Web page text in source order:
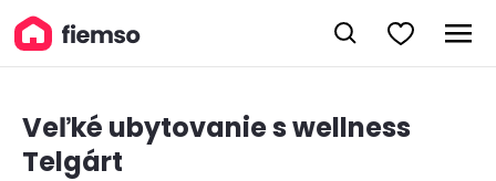
Veľké ubytovanie s wellness
Telgárt